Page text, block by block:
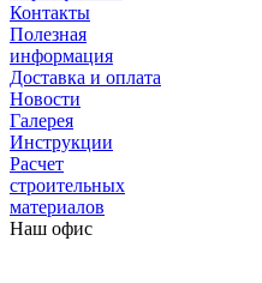
Контакты
Полезная
информация
Доставка и оплата
Новости
Галерея
Инструкции
Расчет
строительных
материалов
Наш офис